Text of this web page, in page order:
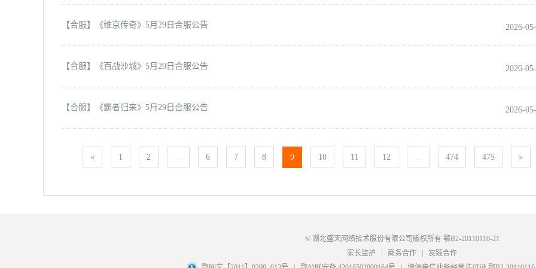
【合服】《维京传奇》5月29日合服公告 2026-
【合服】《百战沙城》5月29日合服公告 2026-
【合服】《霸者归来》5月29日合服公告 2026-
« 1 2 ... 6 7 8 9 10 11 12 ... 474 475 »
© 湖北盛天网络技术股份有限公司版权所有 鄂B2-20110110-21
家长监护
商务合作
友链合作